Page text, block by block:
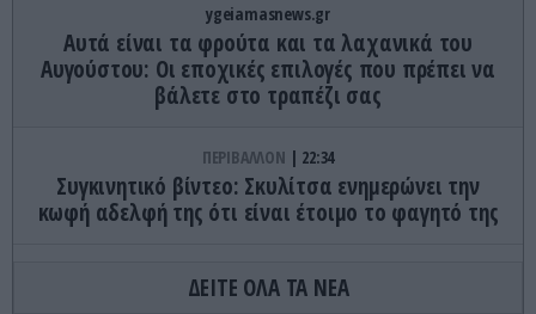
ygeiamasnews.gr
Αυτά είναι τα φρούτα και τα λαχανικά του
Αυγούστου: Οι εποχικές επιλογές που πρέπει να
βάλετε στο τραπέζι σας
ΠΕΡΙΒΑΛΛΟΝ 22:34
Συγκινητικό βίντεο: Σκυλίτσα ενημερώνει την
κωφή αδελφή της ότι είναι έτοιμο το φαγητό της
ΔΙΕΘΝΗΣ ΠΟΛΙΤΙΚΗ 22:23
ΗΠΑ: Η Γερουσία ενέκρινε νέο πακέτο κυρώσεων
ΔΕΙΤΕ ΟΛΑ ΤΑ ΝΕΑ